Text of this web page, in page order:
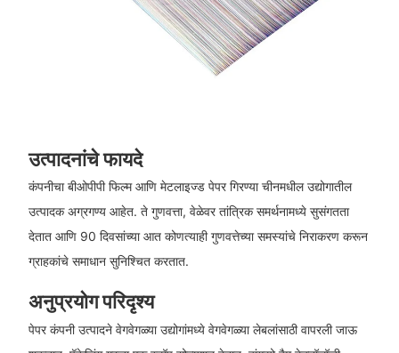
उत्पादनांचे फायदे
कंपनीचा बीओपीपी फिल्म आणि मेटलाइज्ड पेपर गिरण्या चीनमधील उद्योगातील
उत्पादक अग्रगण्य आहेत. ते गुणवत्ता, वेळेवर तांत्रिक समर्थनामध्ये सुसंगतता
देतात आणि 90 दिवसांच्या आत कोणत्याही गुणवत्तेच्या समस्यांचे निराकरण करून
ग्राहकांचे समाधान सुनिश्चित करतात.
अनुप्रयोग परिदृश्य
पेपर कंपनी उत्पादने वेगवेगळ्या उद्योगांमध्ये वेगवेगळ्या लेबलांसाठी वापरली जाऊ